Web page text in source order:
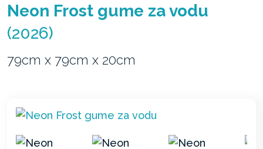
Neon Frost gume za vodu
(2026)
79cm x 79cm x 20cm